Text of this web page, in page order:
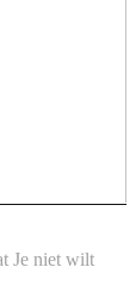
Je niet wilt